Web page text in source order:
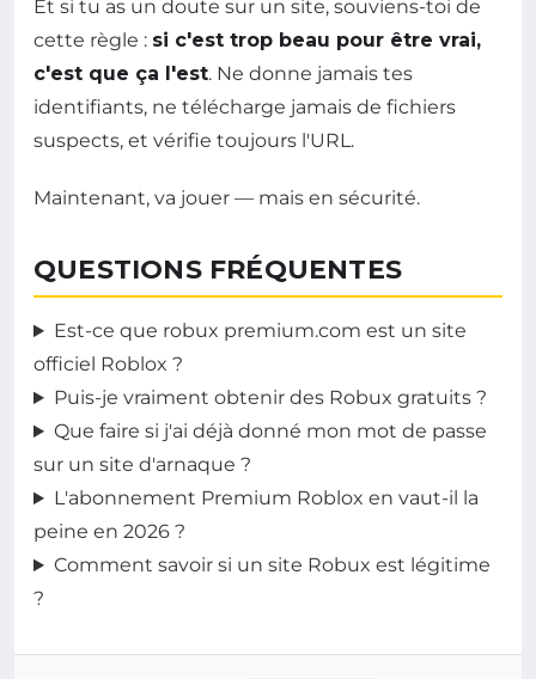
Et si tu as un doute sur un site, souviens-toi de
cette règle : si c'est trop beau pour être vrai,
c'est que ça l'est. Ne donne jamais tes
identifiants, ne télécharge jamais de fichiers
suspects, et vérifie toujours l'URL.
Maintenant, va jouer — mais en sécurité.
QUESTIONS FRÉQUENTES
Est-ce que robux premium.com est un site
officiel Roblox ?
Puis-je vraiment obtenir des Robux gratuits ?
Que faire si j'ai déjà donné mon mot de passe
sur un site d'arnaque ?
L'abonnement Premium Roblox en vaut-il la
peine en 2026 ?
Comment savoir si un site Robux est légitime
?